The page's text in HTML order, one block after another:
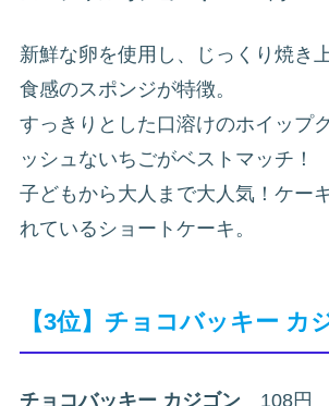
新鮮な卵を使用し、じっくり焼き
食感のスポンジが特徴。
すっきりとした口溶けのホイップ
ッシュないちごがベストマッチ！
子どもから大人まで大人気！ケー
れているショートケーキ。
【3位】チョコバッキー カ
チョコバッキー カジゴン 108円